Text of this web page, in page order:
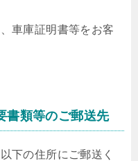
車庫証明書等をお客
書類等のご郵送先
下の住所にご郵送く